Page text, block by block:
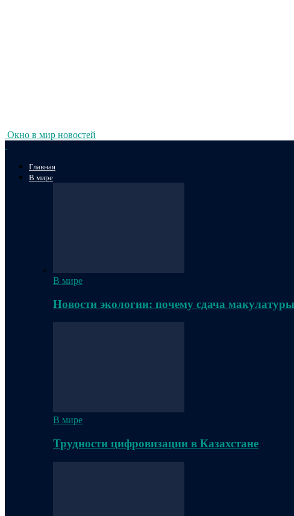
Окно в мир новостей
Главная
В мире
В мире
Новости экологии: почему сдача
В мире
Трудности цифровизации в Казахстане